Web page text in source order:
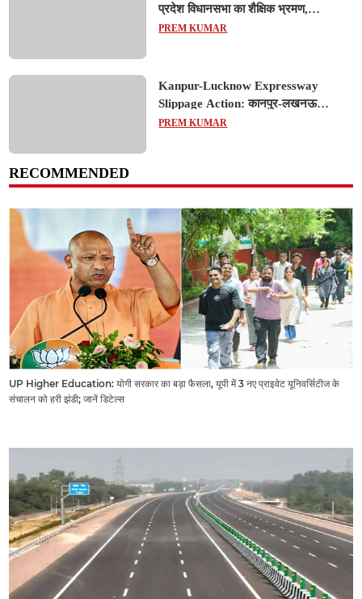
प्रदेश विधानसभा का शैक्षिक भ्रमण,
लोकतांत्रिक प्रक्रिया को करीब से समझा
PREM KUMAR
Kanpur-Lucknow Expressway
Slippage Action: कानपुर-लखनऊ
एक्सप्रेसवे धंसने पर NHAI का बड़ा एक्शन,
PREM KUMAR
RECOMMENDED
UP Higher Education: योगी सरकार का बड़ा फैसला, यूपी में 3 नए प्राइवेट यूनिवर्सिटीज के
संचालन को हरी झंडी; जानें डिटेल्स